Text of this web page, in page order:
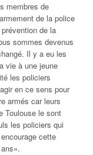
membres de
de la police
de la
sommes devenus
Il y a eu les
vie à une jeune
les policiers
en ce sens pour
armés car leurs
Toulouse le sont
les policiers qui
cette